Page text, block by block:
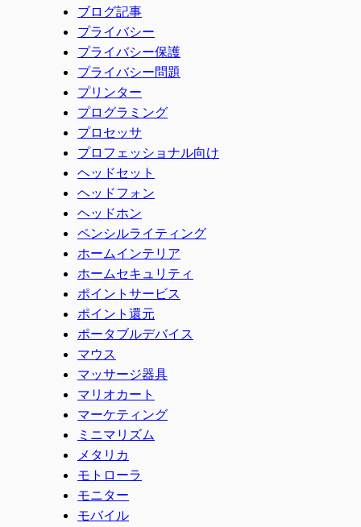
ブログ記事
プライバシー
プライバシー保護
プライバシー問題
プリンター
プログラミング
プロセッサ
プロフェッショナル向け
ヘッドセット
ヘッドフォン
ヘッドホン
ペンシルライティング
ホームインテリア
ホームセキュリティ
ポイントサービス
ポイント還元
ポータブルデバイス
マウス
マッサージ器具
マリオカート
マーケティング
ミニマリズム
メタリカ
モトローラ
モニター
モバイル